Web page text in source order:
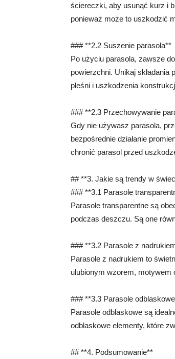
ściereczki, aby usunąć kurz i
ponieważ może to uszkodzić
### **2.2 Suszenie parasola**
Po użyciu parasola, zawsze
powierzchni. Unikaj
pleśni i uszkodzenia
### **2.3 Przechowywanie
Gdy nie używasz parasola,
bezpośrednie działanie
chronić parasol przed
## **3. Jakie są trendy w
### **3.1 Parasole
Parasole transparentne są
podczas deszczu. Są one
### **3.2 Parasole z
Parasole z nadrukiem to
ulubionym wzorem, motywem
### **3.3 Parasole
Parasole odblaskowe są
odblaskowe elementy, które
## **4. Podsumowanie**